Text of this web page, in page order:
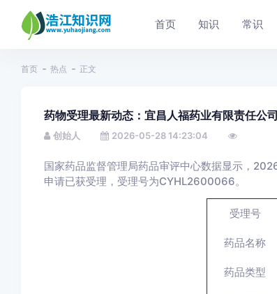
首页 知识 常识
首页 热点 正文
药物受理最新动态：宜昌人福药业有限责任公
创始人 2026-05-28 14:23:04
国家药品监督管理局药品审评中心数据显示，
申请已获受理，受理号为CYHL2600066。
受理号
药品名称
药品类型